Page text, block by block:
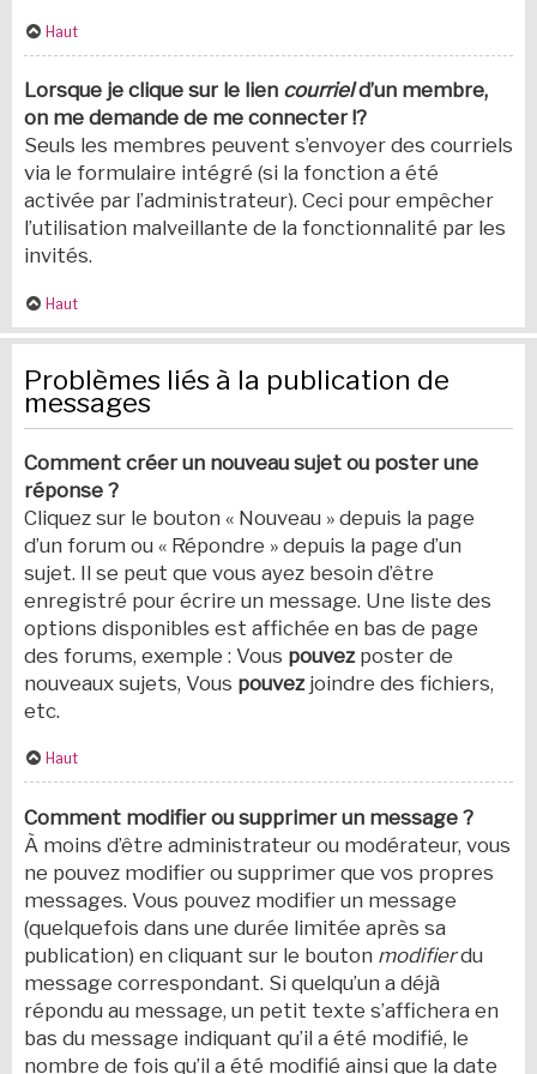
Haut
Lorsque je clique sur le lien courrield’un membre,
on me demande de me connecter !?
Seuls les membres peuvent s’envoyer des courriels
via le formulaire intégré (si la fonction a été
activée par l’administrateur). Ceci pour empêcher
l’utilisation malveillante de la fonctionnalité par les
invités.
Haut
Problèmes liés à la publication de
messages
Comment créer un nouveau sujet ou poster une
réponse ?
Cliquez sur le bouton « Nouveau » depuis la page
d’un forum ou « Répondre » depuis la page d’un
sujet. Il se peut que vous ayez besoin d’être
enregistré pour écrire un message. Une liste des
options disponibles est affichée en bas de page
des forums, exemple : Vous pouvezposter de
nouveaux sujets, Vous pouvezjoindre des fichiers,
etc.
Haut
Comment modifier ou supprimer un message ?
À moins d’être administrateur ou modérateur, vous
ne pouvez modifier ou supprimer que vos propres
messages. Vous pouvez modifier un message
(quelquefois dans une durée limitée après sa
publication) en cliquant sur le bouton modifierdu
message correspondant. Si quelqu’un a déjà
répondu au message, un petit texte s’affichera en
bas du message indiquant qu’il a été modifié, le
nombre de fois qu’il a été modifié ainsi que la date